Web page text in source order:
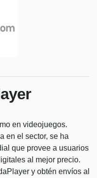
en videojuegos.
en el sector, se ha
que provee a usuarios
al mejor precio.
y obtén envíos al